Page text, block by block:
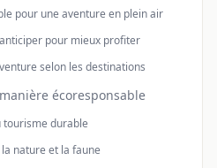
pour une aventure en plein air
pour mieux profiter
selon les destinations
écoresponsable
tourisme durable
nature et la faune